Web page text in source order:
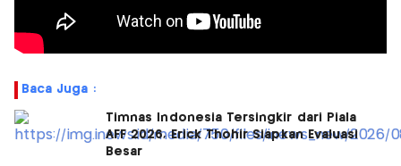
Baca Juga :
Timnas Indonesia Tersingkir dari Piala
AFF 2026, Erick Thohir Siapkan Evaluasi
Besar